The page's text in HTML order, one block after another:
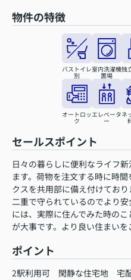
物件の特徴
バストイレ
別
室内洗濯機
置場
独
オートロッ
ク
エレベータ
ー
ネ
セールスポイント
日々の暮らしに便利なライフ
ます。荷物を注文する時に時
クスを共用部に備え付けてお
二重で守られているのでより
には、実際に住んでみた時の
が大事です。より良い住まい
ポイント
2駅利用可 閑静な住宅地 宅